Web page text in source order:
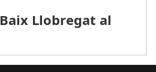
Llobregat al